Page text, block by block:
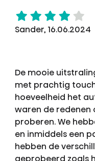
Sander, 16.06.2024
De mooie
met prachtig
hoeveelheid het
waren de redenen
proberen. We
en inmiddels een
hebben de